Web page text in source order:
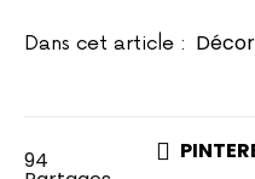
Dans cet article :
94